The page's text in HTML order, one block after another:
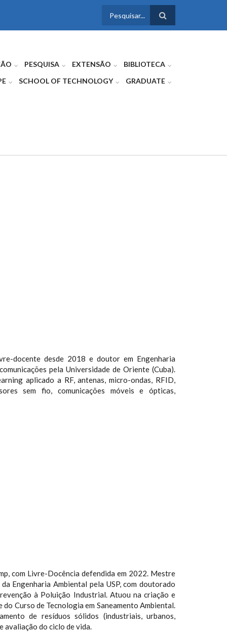
FORMULÁRIO
PESQUISA EXTENSÃO
BIBLIOTECA
SCHOOL OF TECHNOLOGY GRADUATE
docente desde 2018 e doutor em Engenharia
pela Universidade de Oriente (Cuba).
aplicado a RF, antenas, micro-ondas, RFID,
sem fio, comunicações móveis e ópticas,
com Livre-Docência defendida em 2022. Mestre
Engenharia Ambiental pela USP, com doutorado
à Poluição Industrial. Atuou na criação e
Curso de Tecnologia em Saneamento Ambiental.
de resíduos sólidos (industriais, urbanos,
avaliação do ciclo de vida.